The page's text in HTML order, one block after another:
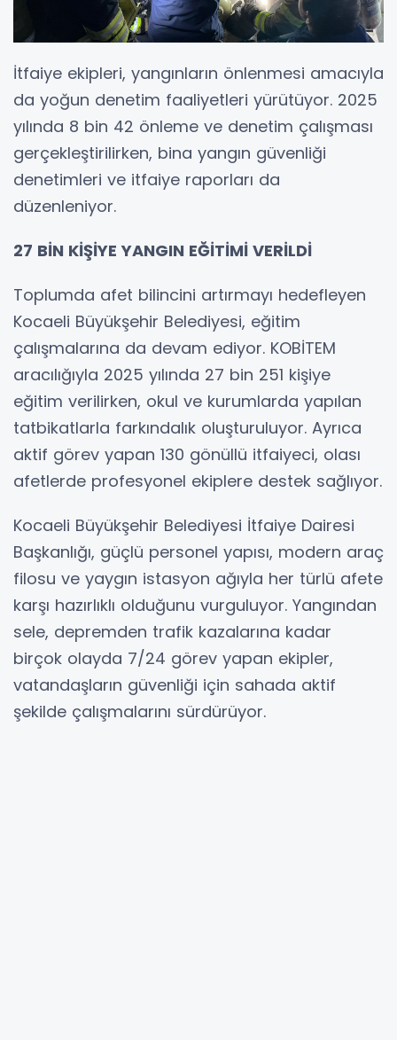
İtfaiye ekipleri, yangınların önlenmesi amacıyla
da yoğun denetim faaliyetleri yürütüyor. 2025
yılında 8 bin 42 önleme ve denetim çalışması
gerçekleştirilirken, bina yangın güvenliği
denetimleri ve itfaiye raporları da
düzenleniyor.
27 BİN KİŞİYE YANGIN EĞİTİMİ VERİLDİ
Toplumda afet bilincini artırmayı hedefleyen
Kocaeli Büyükşehir Belediyesi, eğitim
çalışmalarına da devam ediyor. KOBİTEM
aracılığıyla 2025 yılında 27 bin 251 kişiye
eğitim verilirken, okul ve kurumlarda yapılan
tatbikatlarla farkındalık oluşturuluyor. Ayrıca
aktif görev yapan 130 gönüllü itfaiyeci, olası
afetlerde profesyonel ekiplere destek sağlıyor.
Kocaeli Büyükşehir Belediyesi İtfaiye Dairesi
Başkanlığı, güçlü personel yapısı, modern araç
filosu ve yaygın istasyon ağıyla her türlü afete
karşı hazırlıklı olduğunu vurguluyor. Yangından
sele, depremden trafik kazalarına kadar
birçok olayda 7/24 görev yapan ekipler,
vatandaşların güvenliği için sahada aktif
şekilde çalışmalarını sürdürüyor.